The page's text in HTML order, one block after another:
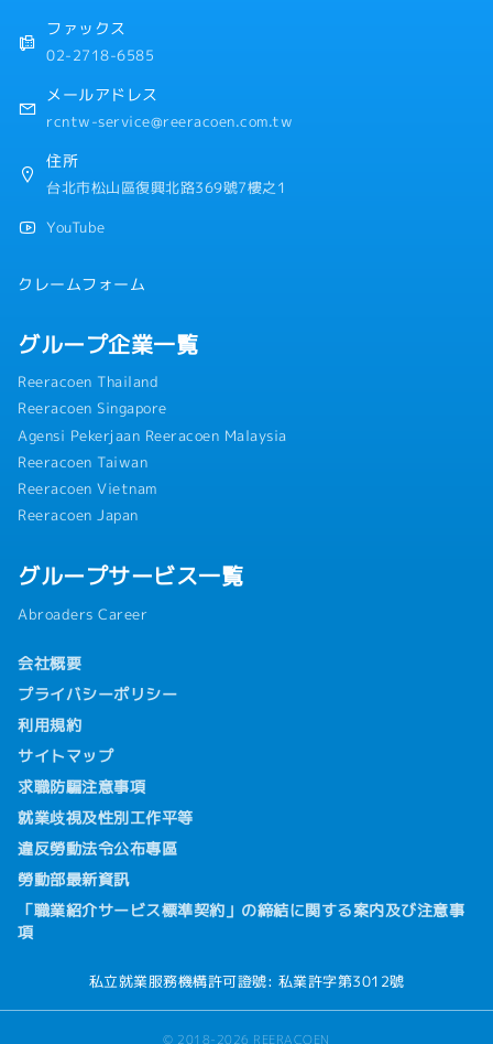
ファックス
02-2718-6585
メールアドレス
rcntw-service@reeracoen.com.tw
住所
台北市松山區復興北路369號7樓之1
YouTube
クレームフォーム
グループ企業一覧
Reeracoen Thailand
Reeracoen Singapore
Agensi Pekerjaan Reeracoen Malaysia
Reeracoen Taiwan
Reeracoen Vietnam
Reeracoen Japan
グループサービス一覧
Abroaders Career
会社概要
プライバシーポリシー
利用規約
サイトマップ
求職防騙注意事項
就業歧視及性別工作平等
違反勞動法令公布專區
勞動部最新資訊
「職業紹介サービス標準契約」の締結に関する案内及び注意事
項
私立就業服務機構許可證號: 私業許字第3012號
© 2018-2026 REERACOEN